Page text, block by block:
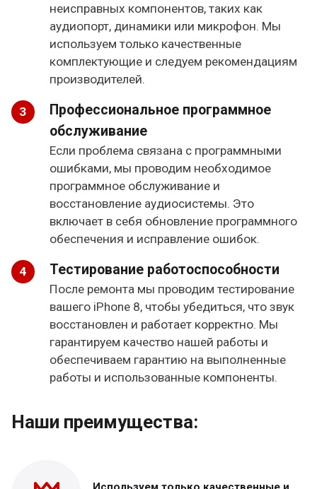
неисправных компонентов, таких как
аудиопорт, динамики или микрофон. Мы
используем только качественные
комплектующие и следуем рекомендациям
производителей.
Профессиональное программное
обслуживание
Если проблема связана с программными
ошибками, мы проводим необходимое
программное обслуживание и
восстановление аудиосистемы. Это
включает в себя обновление программного
обеспечения и исправление ошибок.
Тестирование работоспособности
После ремонта мы проводим тестирование
вашего iPhone 8, чтобы убедиться, что звук
восстановлен и работает корректно. Мы
гарантируем качество нашей работы и
обеспечиваем гарантию на выполненные
работы и использованные компоненты.
Наши преимущества: